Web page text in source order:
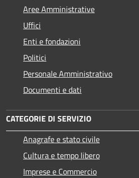
Aree Amministrative
Uffici
Enti e fondazioni
Politici
Personale Amministrativo
Documenti e dati
CATEGORIE DI SERVIZIO
Anagrafe e stato civile
Cultura e tempo libero
Imprese e Commercio